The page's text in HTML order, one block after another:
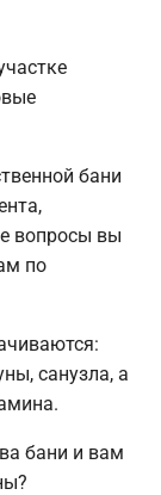
бани
вопросы вы
по
санузла, а
бани и вам